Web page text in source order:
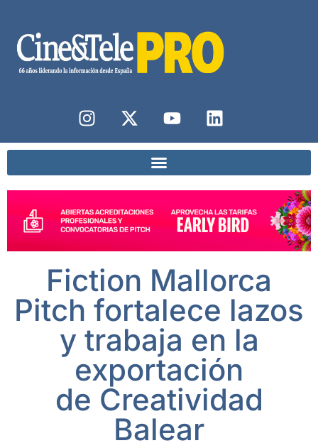
Fiction Mallorca
Pitch fortalece lazos
y trabaja en la
exportación
de Creatividad
Balear